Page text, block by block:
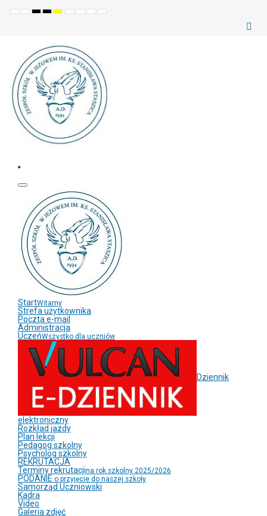
Ustawienia
TrybWysoki
Wysoki
Wysoki
SetSetMake
Set
StartWitamy
Strefa użytkownika
Poczta e-mail
Administracja
UczeńWszystko dla uczniów
Dziennik
elektroniczny
Rozkład jazdy
Plan lekcji
Pedagog szkolny
Psycholog szkolny
REKRUTACJA
Terminy rekrutacjina rok szkolny 2025/2026
PODANIE o przyjęcie do naszej szkoły
Samorząd Uczniowski
Kadra
Video
Galeria zdjęć